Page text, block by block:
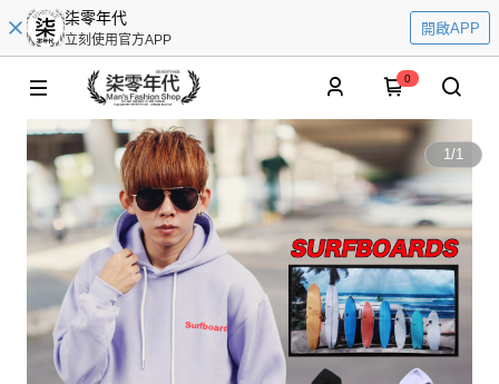
柒零年代
立刻使用官方APP
開啟APP
0
1/1